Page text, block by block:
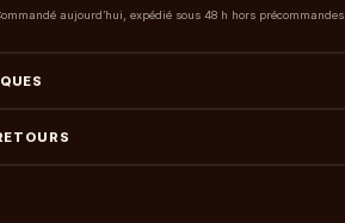
aujourd’hui, expédié sous 48 h hors précommandes.